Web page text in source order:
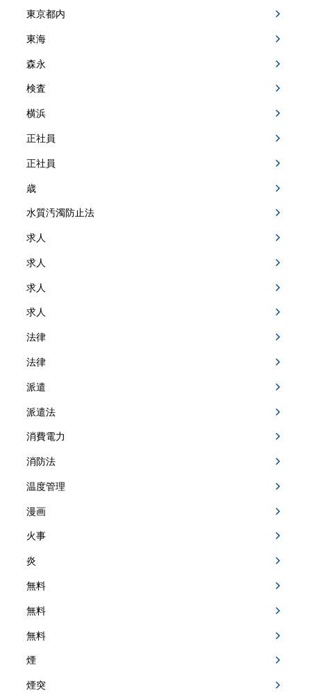
東京都内
東海
森永
検査
横浜
正社員
正社員
歳
水質汚濁防止法
求人
求人
求人
求人
法律
法律
派遣
派遣法
消費電力
消防法
温度管理
漫画
火事
炎
無料
無料
無料
煙
煙突